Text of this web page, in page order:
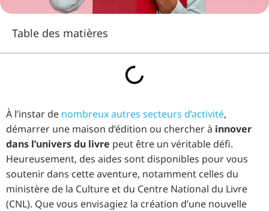
Table des matières
À l’instar de nombreux autres secteurs d’activité,
démarrer une maison d’édition ou chercher à innover
dans l’univers du livre peut être un véritable défi.
Heureusement, des aides sont disponibles pour vous
soutenir dans cette aventure, notamment celles du
ministère de la Culture et du Centre National du Livre
(CNL). Que vous envisagiez la création d’une nouvelle